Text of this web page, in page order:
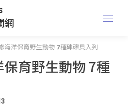
網
海洋保育野生動物 7種硨磲貝入列
育野生動物 7種